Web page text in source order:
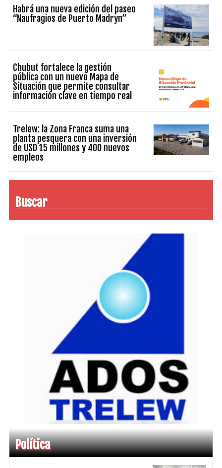
Habrá una nueva edición del paseo
“Naufragios de Puerto Madryn”
Chubut fortalece la gestión
pública con un nuevo Mapa de
Situación que permite consultar
información clave en tiempo real
Trelew: la Zona Franca suma una
planta pesquera con una inversión
de USD 15 millones y 400 nuevos
empleos
Buscar
Política